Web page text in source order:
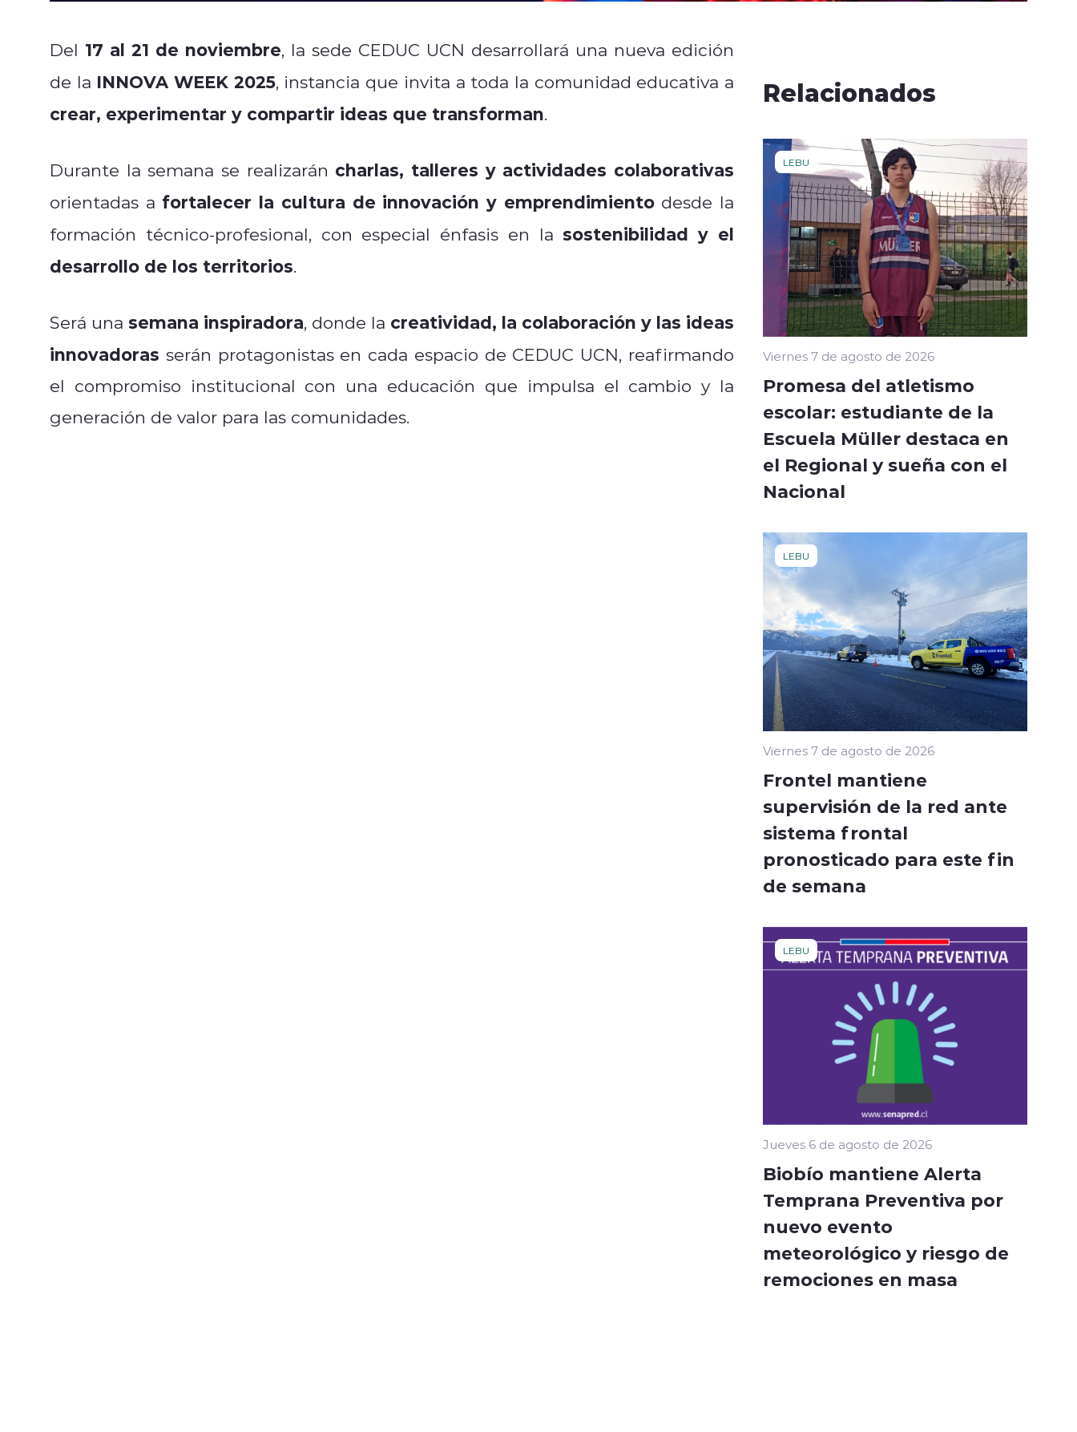
Del 17 al 21 de noviembre, la sede CEDUC UCN desarrollará una nueva edición
de la INNOVA WEEK 2025, instancia que invita a toda la comunidad educativa a
crear, experimentar y compartir ideas que transforman.
Durante la semana se realizarán charlas, talleres y actividades colaborativas
orientadas a fortalecer la cultura de innovación y emprendimientodesde la
formación técnico-profesional, con especial énfasis en la sostenibilidad y el
desarrollo de los territorios.
Será una semana inspiradora, donde la creatividad, la colaboración y las ideas
innovadoras serán protagonistas en cada espacio de CEDUC UCN, reafirmando
el compromiso institucional con una educación que impulsa el cambio y la
generación de valor para las comunidades.
Relacionados
LEBU
Viernes 7 de agosto de 2026
Promesa del atletismo
escolar: estudiante de la
Escuela Müller destaca en
el Regional y sueña con el
Nacional
LEBU
Viernes 7 de agosto de 2026
Frontel mantiene
supervisión de la red ante
sistema frontal
pronosticado para este fin
de semana
LEBU
Jueves 6 de agosto de 2026
Biobío mantiene Alerta
Temprana Preventiva por
nuevo evento
meteorológico y riesgo de
remociones en masa